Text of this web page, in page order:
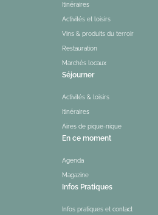
Itinéraires
Activités et loisirs
Vins & produits du terroir
Restauration
Marchés locaux
Séjourner
Activités & loisirs
Itinéraires
Aires de pique-nique
En ce moment
Agenda
Magazine
Infos Pratiques
Infos pratiques et contact